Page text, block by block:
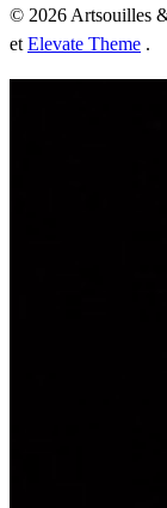
© 2026 Artsouilles
et Elevate Theme .